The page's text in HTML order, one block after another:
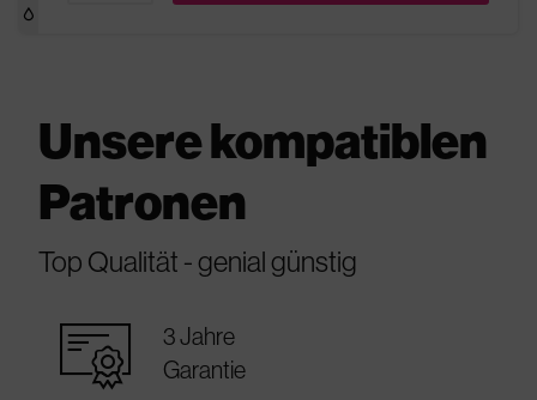
Unsere kompatiblen
Patronen
Top Qualität - genial günstig
warranty_certificate
3 Jahre
Garantie